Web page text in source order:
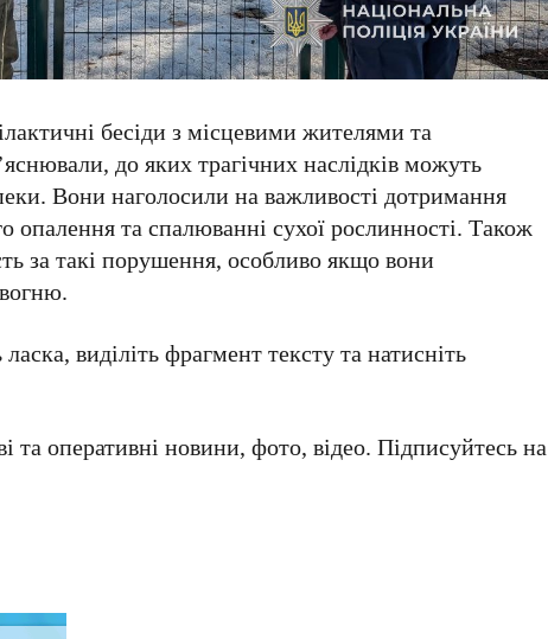
бесіди з місцевими жителями та
до яких трагічних наслідків можуть
Вони наголосили на важливості дотримання
опалення та спалюванні сухої рослинності. Також
за такі порушення, особливо якщо вони
виділіть фрагмент тексту та натисніть
та оперативні новини, фото, відео. Підписуйтесь на